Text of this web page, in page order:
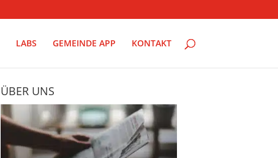
LABS GEMEINDE APP KONTAKT
ÜBER UNS